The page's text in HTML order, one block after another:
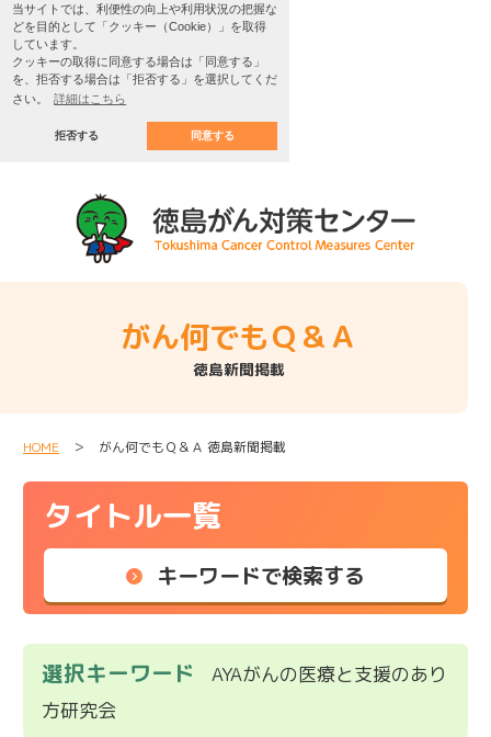
当サイトでは、利便性の向上や利用状況の把握な
どを目的として「クッキー（Cookie）」を取得
しています。
クッキーの取得に同意する場合は「同意する」
を、拒否する場合は「拒否する」を選択してくだ
さい。
詳細はこちら
拒否する 同意する
がん何でもＱ＆Ａ
徳島新聞掲載
HOME ＞ がん何でもＱ＆Ａ 徳島新聞掲載
タイトル一覧
キーワードで検索する
選択キーワード
AYAがんの医療と支援のあり
方研究会